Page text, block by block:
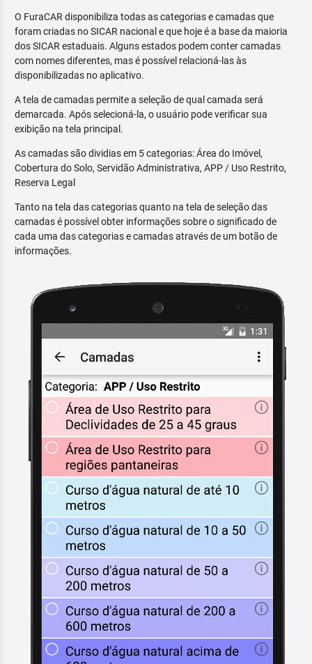
O FuraCAR disponibiliza todas as categorias e camadas que
foram criadas no SICAR nacional e que hoje é a base da maioria
dos SICAR estaduais. Alguns estados podem conter camadas
com nomes diferentes, mas é possível relacioná-las às
disponibilizadas no aplicativo.
A tela de camadas permite a seleção de qual camada será
demarcada. Após selecioná-la, o usuário pode verificar sua
exibição na tela principal.
As camadas são dividias em 5 categorias: Área do Imóvel,
Cobertura do Solo, Servidão Administrativa, APP / Uso Restrito,
Reserva Legal
Tanto na tela das categorias quanto na tela de seleção das
camadas é possível obter informações sobre o significado de
cada uma das categorias e camadas através de um botão de
informações.